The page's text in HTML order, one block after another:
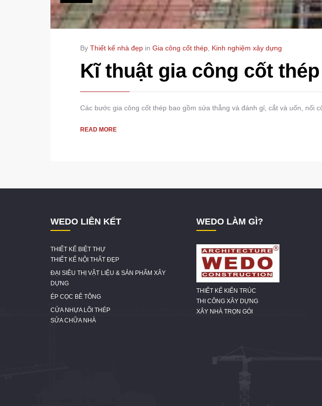
By Thiết kế nhà đẹp in Gia công cốt thép Kinh nghiệm xây dựng
Kĩ thuật gia công cốt thép
Các bước gia công cốt thép bao gồm sửa thẳng và đánh gỉ, cắt và uốn, nối
READ MORE
WEDO LIÊN KẾT
THIẾT KẾ BIỆT THỰ
THIẾT KẾ NỘI THẤT ĐẸP
ĐẠI SIÊU THỊ VẬT LIỆU & SẢN PHẨM XÂY
DỰNG
ÉP CỌC BÊ TÔNG
CỬA NHỰA LÕI THÉP
SỬA CHỮA NHÀ
WEDO LÀM GÌ?
THIẾT KẾ KIẾN TRÚC
THI CÔNG XÂY DỰNG
XÂY NHÀ TRỌN GÓI